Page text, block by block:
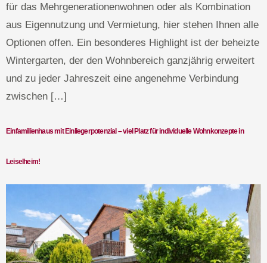
für das Mehrgenerationenwohnen oder als Kombination
aus Eigennutzung und Vermietung, hier stehen Ihnen alle
Optionen offen. Ein besonderes Highlight ist der beheizte
Wintergarten, der den Wohnbereich ganzjährig erweitert
und zu jeder Jahreszeit eine angenehme Verbindung
zwischen […]
Einfamilienhaus mit Einliegerpotenzial – viel Platz für individuelle Wohnkonzepte in
Leiselheim!